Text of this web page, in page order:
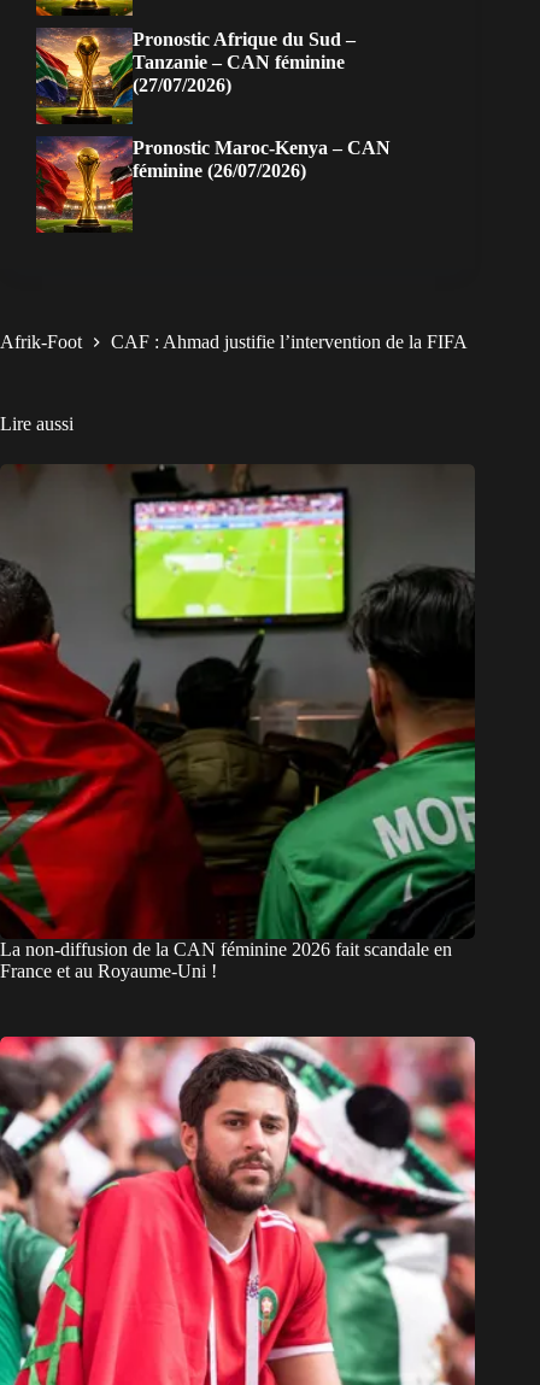
Pronostic Afrique du Sud –
Tanzanie – CAN féminine
(27/07/2026)
Pronostic Maroc-Kenya – CAN
féminine (26/07/2026)
Afrik-Foot CAF : Ahmad justifie l’intervention de la FIFA
Lire aussi
La non-diffusion de la CAN féminine 2026 fait scandale en
France et au Royaume-Uni !